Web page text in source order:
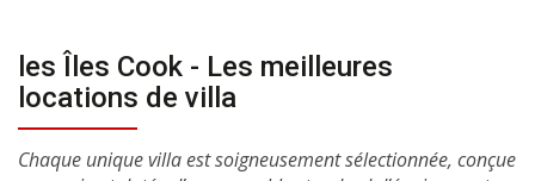
les Îles Cook - Les meilleures
locations de villa
Chaque unique villa est soigneusement sélectionnée, conçue